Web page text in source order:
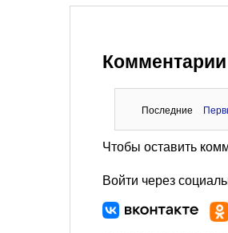
Последние
Чтобы оставить
Войти через